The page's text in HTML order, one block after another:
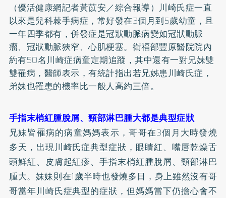
（優活健康網記者黃苡安／綜合報導）川崎氏症一直
以來是兒科棘手病症，常好發在3個月到5歲幼童，且
一年四季都有，併發症是冠狀動脈病變如冠狀動脈
瘤、冠狀動脈狹窄、心肌梗塞。衛福部豐原醫院院內
約有50名川崎症病童定期追蹤，其中還有一對兄妹雙
雙罹病，醫師表示，有統計指出若兄姊患川崎氏症，
弟妹也罹患的機率比一般人高約三倍。
手指末梢紅腫脫屑、頸部淋巴腫大都是典型症狀
兄妹皆罹病的病童媽媽表示，哥哥在3個月大時發燒
多天，出現川崎氏症典型症狀，眼睛紅、嘴唇乾燥舌
頭鮮紅、皮膚起紅疹、手指末梢紅腫脫屑、頸部淋巴
腫大。妹妹則在1歲半時也發燒多日，身上雖然沒有哥
哥當年川崎氏症典型的症狀，但媽媽當下仍擔心會不